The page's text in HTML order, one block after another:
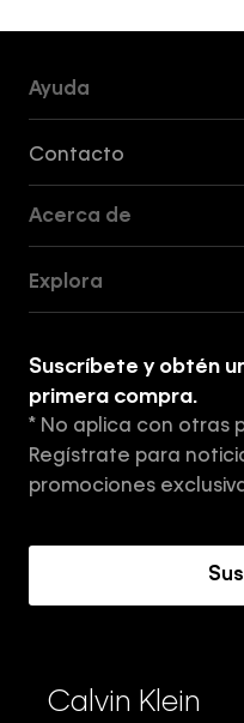
Ayuda
Contacto
Acerca de
Tiendas
Aviso de privacidad
Términos y
Explora
Suscríbete y obtén
primera compra.
* No aplica con otras
Regístrate para
promociones
Calvin Klein